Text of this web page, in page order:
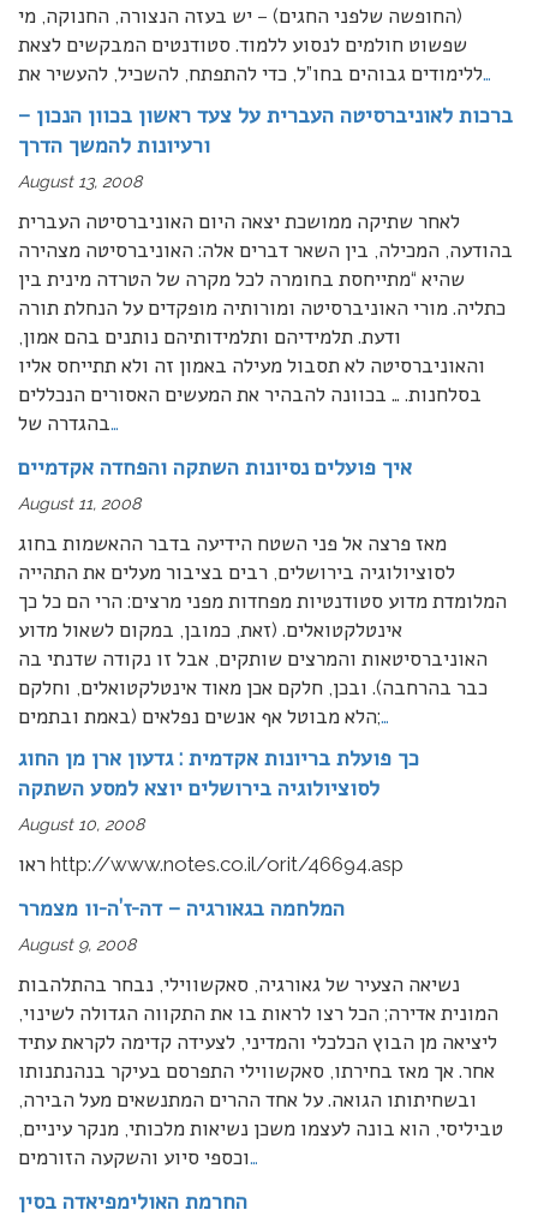
(החופשה שלפני החגים) – יש בעזה הנצורה, החנוקה, מי
שפשוט חולמים לנסוע ללמוד. סטודנטים המבקשים לצאת
ללימודים גבוהים בחו”ל, כדי להתפתח, להשכיל, להעשיר את…
ברכות לאוניברסיטה העברית על צעד ראשון בכוון הנכון –
ורעיונות להמשך הדרך
August 13, 2008
לאחר שתיקה ממושכת יצאה היום האוניברסיטה העברית
בהודעה, המכילה, בין השאר דברים אלה: האוניברסיטה מצהירה
שהיא “מתייחסת בחומרה לכל מקרה של הטרדה מינית בין
כתליה. מורי האוניברסיטה ומורותיה מופקדים על הנחלת תורה
ודעת. תלמידיהם ותלמידותיהם נותנים בהם אמון,
והאוניברסיטה לא תסבול מעילה באמון זה ולא תתייחס אליו
בסלחנות. … בכוונה להבהיר את המעשים האסורים הנכללים
בהגדרה של…
איך פועלים נסיונות השתקה והפחדה אקדמיים
August 11, 2008
מאז פרצה אל פני השטח הידיעה בדבר ההאשמות בחוג
לסוציולוגיה בירושלים, רבים בציבור מעלים את התהייה
המלומדת מדוע סטודנטיות מפחדות מפני מרצים: הרי הם כל כך
אינטלקטואלים. (זאת, כמובן, במקום לשאול מדוע
האוניברסיטאות והמרצים שותקים, אבל זו נקודה שדנתי בה
כבר בהרחבה). ובכן, חלקם אכן מאוד אינטלקטואלים, וחלקם
הלא מבוטל אף אנשים נפלאים (באמת ובתמים;…
כך פועלת בריונות אקדמית : גדעון ארן מן החוג
לסוציולוגיה בירושלים יוצא למסע השתקה
August 10, 2008
ראו http://www.notes.co.il/orit/46694.asp
המלחמה בגאורגיה – דה-ז’ה-וו מצמרר
August 9, 2008
נשיאה הצעיר של גאורגיה, סאקשווילי, נבחר בהתלהבות
המונית אדירה; הכל רצו לראות בו את התקווה הגדולה לשינוי,
ליציאה מן הבוץ הכלכלי והמדיני, לצעידה קדימה לקראת עתיד
אחר. אך מאז בחירתו, סאקשווילי התפרסם בעיקר בנהנתנותו
ובשחיתותו הגואה. על אחד ההרים המתנשאים מעל הבירה,
טביליסי, הוא בונה לעצמו משכן נשיאות מלכותי, מנקר עיניים,
וכספי סיוע והשקעה הזורמים…
החרמת האולימפיאדה בסין